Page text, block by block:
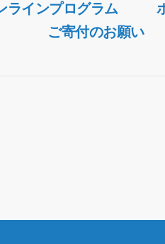
ラインプログラム
ご寄付のお願い